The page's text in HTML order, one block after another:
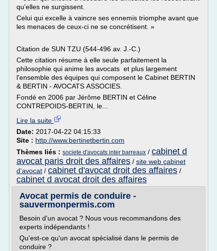
qu'elles ne surgissent.
Celui qui excelle à vaincre ses ennemis triomphe avant que
les menaces de ceux-ci ne se concrétisent. »
Citation de SUN TZU (544-496 av. J.-C.)
Cette citation résume à elle seule parfaitement la
philosophie qui anime les avocats et plus largement
l'ensemble des équipes qui composent le Cabinet BERTIN
& BERTIN - AVOCATS ASSOCIES.
Fondé en 2006 par Jérôme BERTIN et Céline
CONTREPOIDS-BERTIN, le...
Lire la suite
Date: 2017-04-22 04:15:33
Site : http://www.bertinetbertin.com
Thèmes liés : societe d'avocats inter barreaux / cabinet d
avocat paris droit des affaires / site web cabinet
d'avocat / cabinet d'avocat droit des affaires /
cabinet d avocat droit des affaires
Avocat permis de conduire -
sauvermonpermis.com
Besoin d'un avocat ? Nous vous recommandons des
experts indépendants !
Qu'est-ce qu'un avocat spécialisé dans le permis de
conduire ?